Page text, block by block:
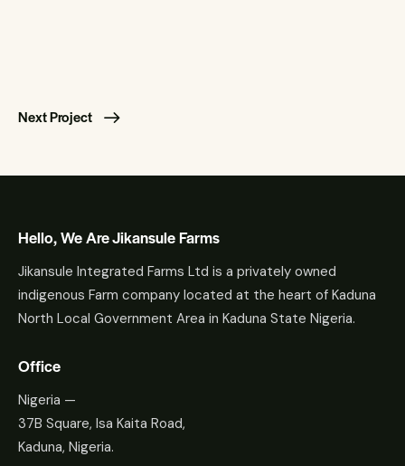
Next Project
Hello, We Are Jikansule Farms
Jikansule Integrated Farms Ltd is a privately owned
indigenous Farm company located at the heart of Kaduna
North Local Government Area in Kaduna State Nigeria.
Office
Nigeria —
37B Square, Isa Kaita Road,
Kaduna, Nigeria.